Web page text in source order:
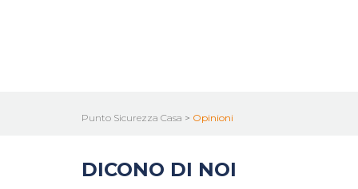
Punto Sicurezza Casa > Opinioni
DICONO DI NOI